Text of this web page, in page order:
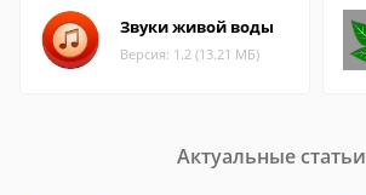
Звуки живой воды
Версия: 1.2 (13.21 МБ)
Актуальные статьи